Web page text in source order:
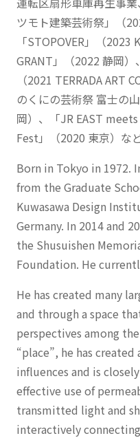
ツモト建築芸術祭」（
「STOPOVER」（2023
GRANT」（2022 静岡）
（2021 TERRADA ART
のくにの芸術祭 富士の
岡）、「JR EAST
Fest」（2020 東京）な
Born in Tokyo in 1972.
from the Graduate
Kuwasawa Design
Germany. In 2014 and
the Shusuishen
Foundation. He
He has created many
and through a space
perspectives among
“place”, he has
influences and is
effective use of
transmitted light and
interactively